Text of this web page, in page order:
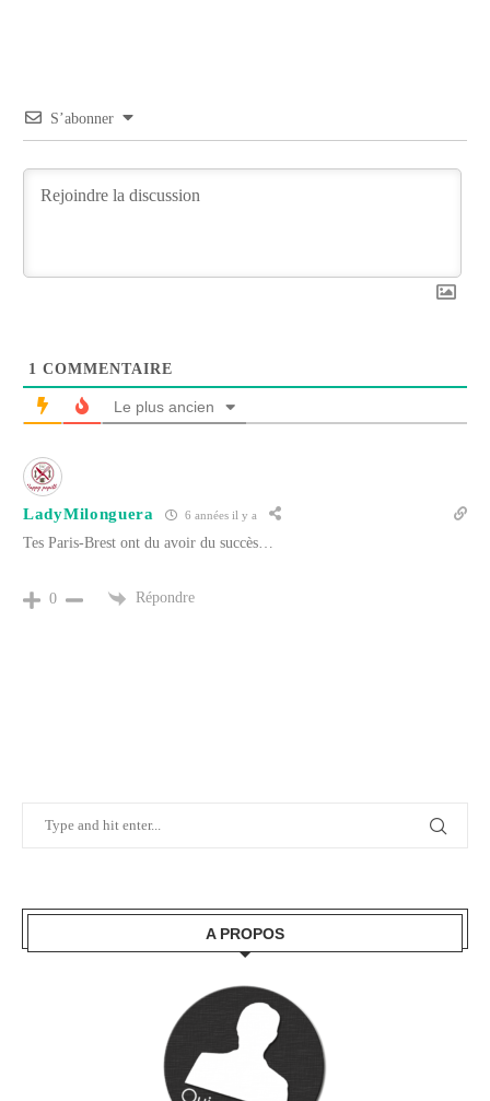
S’abonner
1 COMMENTAIRE
Le plus ancien
LadyMilonguera 6 années il y a
Tes Paris-Brest ont du avoir du succès…
0 Répondre
A PROPOS